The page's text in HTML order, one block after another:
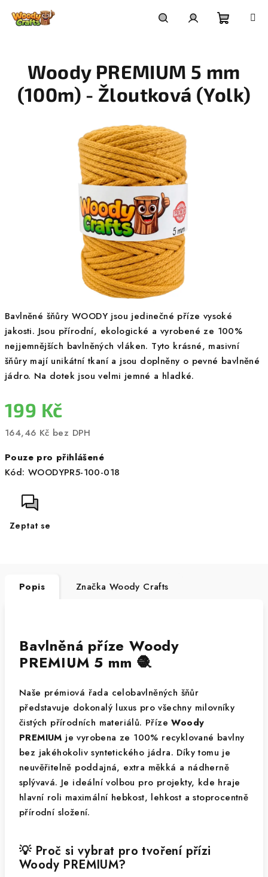
košík
Bavlněné šňůry WOODY jsou jedinečné příze vysoké
jakosti. Jsou přírodní, ekologické a vyrobené ze 100%
nejjemnějších bavlněných vláken. Tyto krásné, masivní
šňůry mají unikátní tkaní a jsou doplněny o pevné bavlněné
jádro. Na dotek jsou velmi jemné a hladké.
199 Kč
164,46 Kč bez DPH
cena:
Pouze pro přihlášené
Kód: WOODYPR5-100-018
Zeptat se
Woody PREMIUM 5 mm
(100m) - Žloutková (Yolk)
Popis Značka Woody Crafts
Bavlněná příze Woody
PREMIUM 5 mm 🧶
Naše prémiová řada celobavlněných šňůr
představuje dokonalý luxus pro všechny milovníky
čistých přírodních materiálů. PřízeWoody
PREMIUM je vyrobena ze 100% recyklované bavlny
bez jakéhokoliv syntetického jádra. Díky tomu je
neuvěřitelně poddajná, extra měkká a nádherně
splývavá. Je ideální volbou pro projekty, kde hraje
hlavní roli maximální hebkost, lehkost a stoprocentně
přírodní složení.
💡 Proč si vybrat pro tvoření přízi
Woody PREMIUM?